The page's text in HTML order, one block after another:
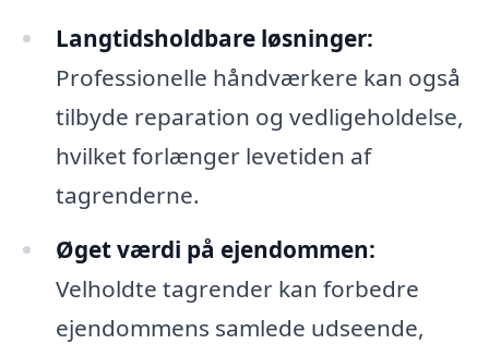
Langtidsholdbare løsninger:
Professionelle håndværkere kan også
tilbyde reparation og vedligeholdelse,
hvilket forlænger levetiden af
tagrenderne.
Øget værdi på ejendommen:
Velholdte tagrender kan forbedre
ejendommens samlede udseende,